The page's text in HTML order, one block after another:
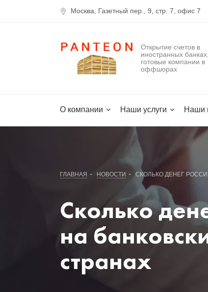
Москва, Газетный пер., 9, стр. 7, офис 7
Открытие счетов в
иностранных банках,
готовые компании в
оффшорах
О компании Наши услуги Наши
ГЛАВНАЯ - НОВОСТИ - СКОЛЬКО ДЕНЕГ
Сколько
на
странах